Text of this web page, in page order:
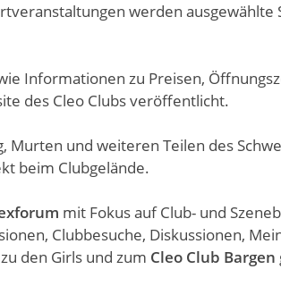
werden ausgewählte
Informationen zu Preisen,
des Cleo Clubs veröffentlicht.
Murten und weiteren Teilen des
beim Clubgelände.
mit Fokus auf Club- und
Clubbesuche, Diskussionen,
den Girls und zum Cleo Club Bargen